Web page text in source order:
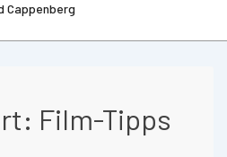
Cappenberg
Film-Tipps